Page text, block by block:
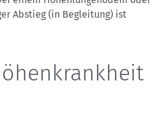
Abstieg (in Begleitung) ist